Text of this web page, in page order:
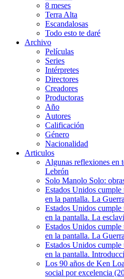
8 meses
Terra Alta
Escandalosas
Todo esto te daré
Archivo
Películas
Series
Intérpretes
Directores
Creadores
Productoras
Año
Autores
Calificación
Género
Nacionalidad
Articulos
Algunas reflexiones en
Lebrón
Solo Manolo Solo:
Estados Unidos
en la pantalla. La
Estados Unidos
en la pantalla. La
Estados Unidos
en la pantalla. La
Estados Unidos
en la pantalla.
Los 90 años de Ken
social por excelencia